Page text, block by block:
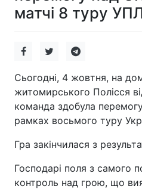
матчі 8 туру
Сьогодні, 4 жовтня, на
житомирського Полісся
команда здобула
рамках восьмого туру
Гра закінчилася з
Господарі поля з самого
контроль над грою, що